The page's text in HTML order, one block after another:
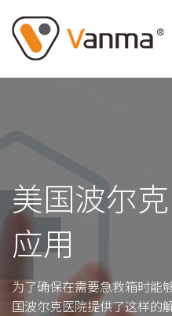
美国波尔
应用
为了确保在需要急救箱时能
国波尔克医院提供了这样